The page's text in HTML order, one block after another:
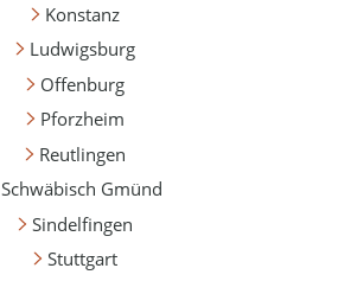
Konstanz
Ludwigsburg
Offenburg
Pforzheim
Reutlingen
Schwäbisch Gmünd
Sindelfingen
Stuttgart